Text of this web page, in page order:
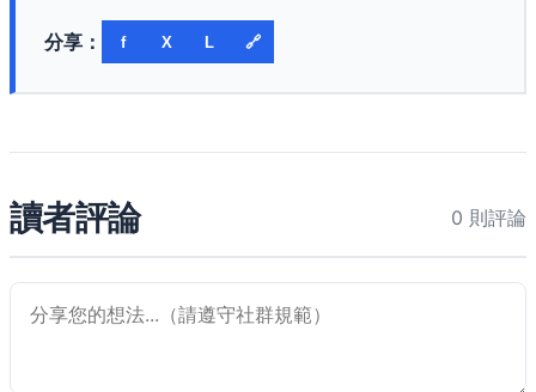
分享： f X L 🔗
讀者評論 0 則評論